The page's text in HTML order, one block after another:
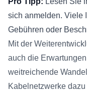
sich anmelden. Viele
Gebühren oder
Mit der
auch die
weitreichende
Kabelnetzwerke